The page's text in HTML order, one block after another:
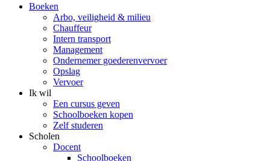
Boeken
Arbo, veiligheid & milieu
Chauffeur
Intern transport
Management
Ondernemer goederenvervoer
Opslag
Vervoer
Ik wil
Een cursus geven
Schoolboeken kopen
Zelf studeren
Scholen
Docent
Schoolboeken